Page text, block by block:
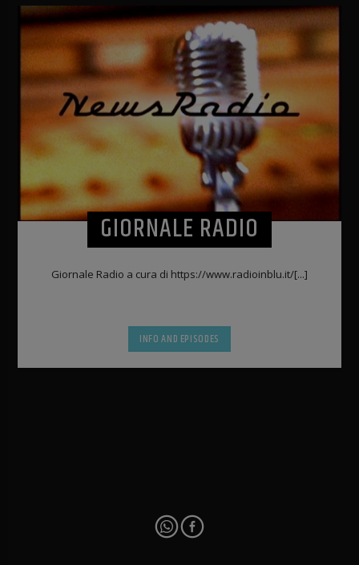
GIORNALE RADIO
Giornale Radio a cura di https://www.radioinblu.it/[...]
INFO AND EPISODES